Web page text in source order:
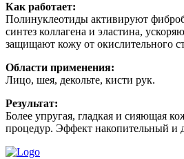
Как работает:
Полинуклеотиды активируют
синтез коллагена и эластина,
защищают кожу от окислительного
Области применения:
Лицо, шея, декольте, кисти рук.
Результат:
Более упругая, гладкая и сияющая
процедур. Эффект накопительный и